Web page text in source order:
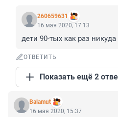
260659631
16 мая 2020, 17:13
дети 90-тых как раз
ОТВЕТИТЬ
Показать ещё 2
Balamut
16 мая 2020, 15:37